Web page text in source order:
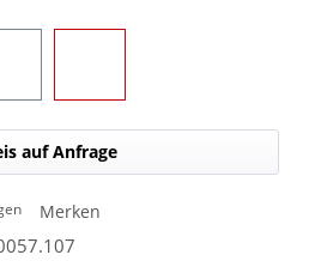
auf Anfrage
Merken